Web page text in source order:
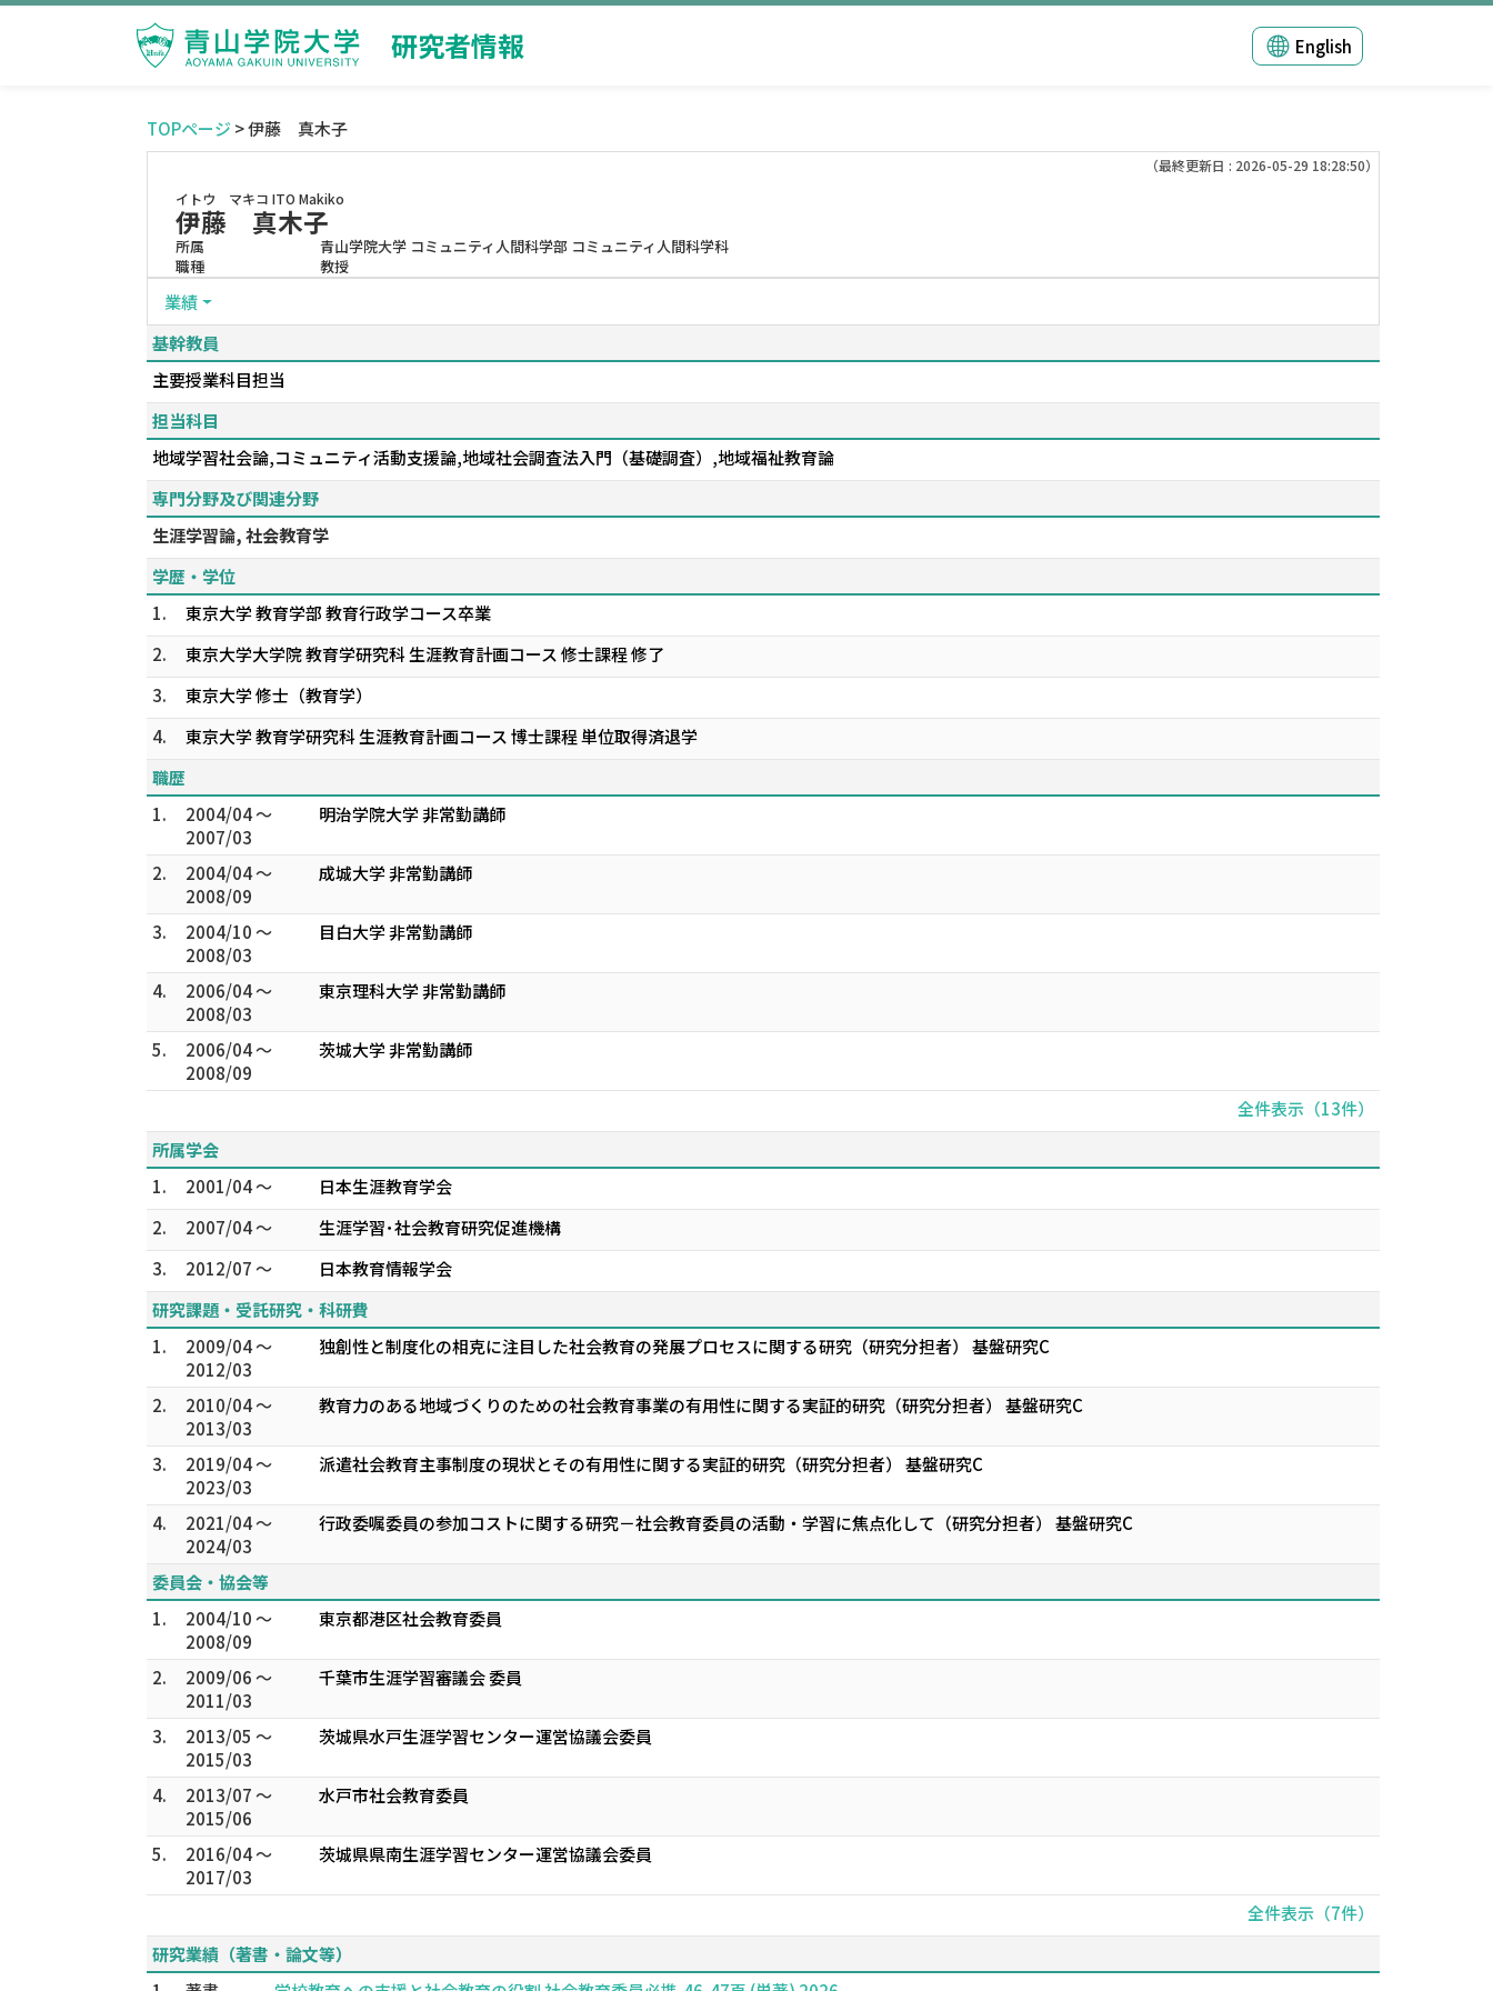
研究者情報 English
TOPページ > 伊藤 真木子
（最終更新日 : 2026-05-29 18:28:50）
イトウ マキコ ITO Makiko
伊藤 真木子
所属
青山学院大学 コミュニティ人間科学部 コミュニティ人間科学科
職種
教授
業績
基幹教員
主要授業科目担当
担当科目
地域学習社会論,コミュニティ活動支援論,地域社会調査法入門（基礎調査）,地域福祉教育論
専門分野及び関連分野
生涯学習論, 社会教育学
学歴・学位
1.
東京大学 教育学部 教育行政学コース卒業
2.
東京大学大学院 教育学研究科 生涯教育計画コース 修士課程 修了
3.
東京大学 修士（教育学）
4.
東京大学 教育学研究科 生涯教育計画コース 博士課程 単位取得済退学
職歴
1.
2004/04 ～
2007/03
明治学院大学 非常勤講師
2.
2004/04 ～
2008/09
成城大学 非常勤講師
3.
2004/10 ～
2008/03
目白大学 非常勤講師
4.
2006/04 ～
2008/03
東京理科大学 非常勤講師
5.
2006/04 ～
2008/09
茨城大学 非常勤講師
全件表示（13件）
所属学会
1.
2001/04 ～
日本生涯教育学会
2.
2007/04 ～
生涯学習･社会教育研究促進機構
3.
2012/07 ～
日本教育情報学会
研究課題・受託研究・科研費
1.
2009/04 ～
2012/03
独創性と制度化の相克に注目した社会教育の発展プロセスに関する研究（研究分担者） 基盤研究C
2.
2010/04 ～
2013/03
教育力のある地域づくりのための社会教育事業の有用性に関する実証的研究（研究分担者） 基盤研究C
3.
2019/04 ～
2023/03
派遣社会教育主事制度の現状とその有用性に関する実証的研究（研究分担者） 基盤研究C
4.
2021/04 ～
2024/03
行政委嘱委員の参加コストに関する研究－社会教育委員の活動・学習に焦点化して（研究分担者） 基盤研究C
委員会・協会等
1.
2004/10 ～
2008/09
東京都港区社会教育委員
2.
2009/06 ～
2011/03
千葉市生涯学習審議会 委員
3.
2013/05 ～
2015/03
茨城県水戸生涯学習センター運営協議会委員
4.
2013/07 ～
2015/06
水戸市社会教育委員
5.
2016/04 ～
2017/03
茨城県県南生涯学習センター運営協議会委員
全件表示（7件）
研究業績（著書・論文等）